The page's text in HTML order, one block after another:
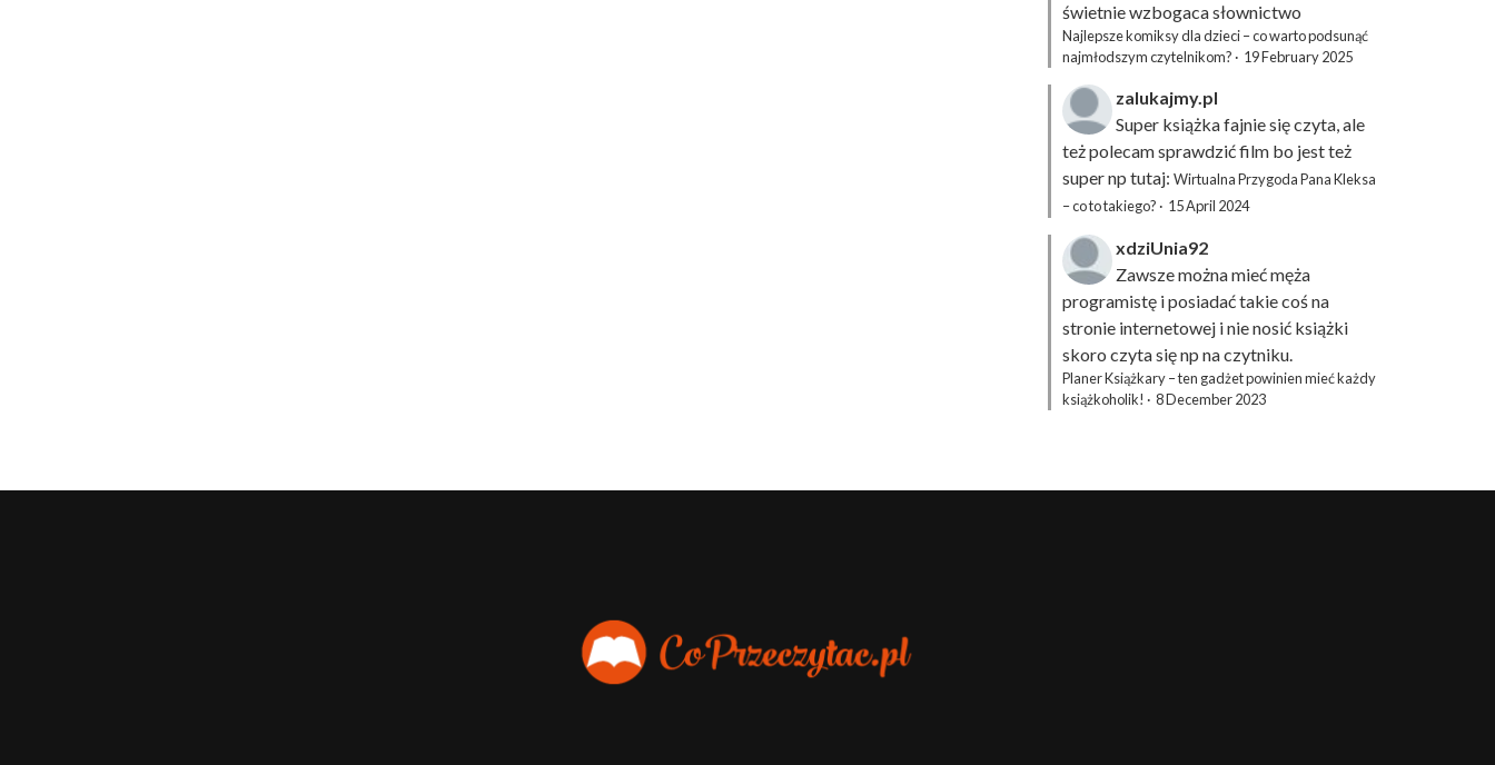
świetnie wzbogaca słownictwo
Najlepsze komiksy dla dzieci – co warto podsunąć
najmłodszym czytelnikom? · 19 February 2025
zalukajmy.pl
Super książka fajnie się czyta, ale
też polecam sprawdzić film bo jest też
super np tutaj: Wirtualna Przygoda Pana Kleksa
– co to takiego? · 15 April 2024
xdziUnia92
Zawsze można mieć męża
programistę i posiadać takie coś na
stronie internetowej i nie nosić książki
skoro czyta się np na czytniku.
Planer Książkary – ten gadżet powinien mieć każdy
książkoholik! · 8 December 2023